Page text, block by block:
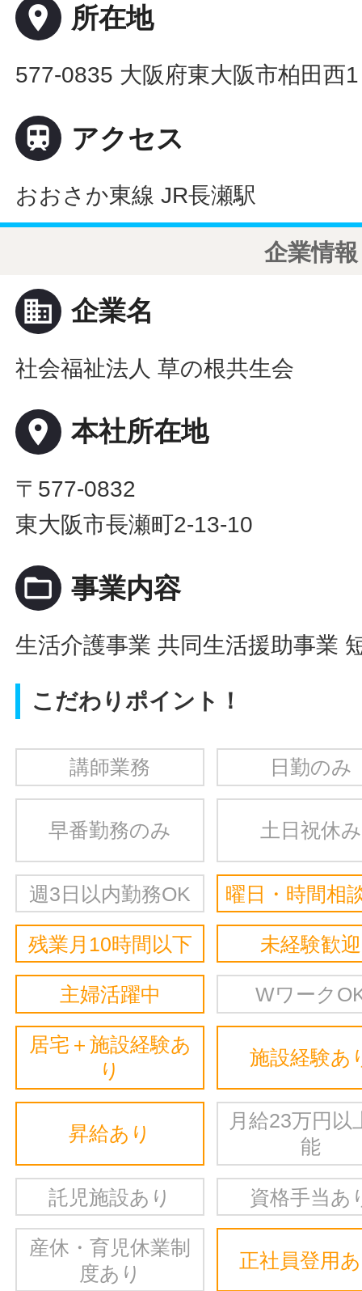
place 所在地
577-0835 大阪府東大阪市柏田西1
 アクセス
おおさか東線 JR長瀬駅
企業情報
business 企業名
社会福祉法人 草の根共生会
place 本社所在地
〒577-0832
東大阪市長瀬町2-13-10
folder_open 事業内容
生活介護事業 共同生活援助事業
こだわりポイント！
講師業務 日勤のみ
早番勤務のみ 土日祝休み
週3日以内勤務OK 曜日・時間相
残業月10時間以下 未経験歓迎
主婦活躍中 Wワーク
居宅＋施設経験あ
り
施設経験あ
昇給あり
月給23万円以
能
託児施設あり 資格手当あ
産休・育児休業制
度あり
正社員登用